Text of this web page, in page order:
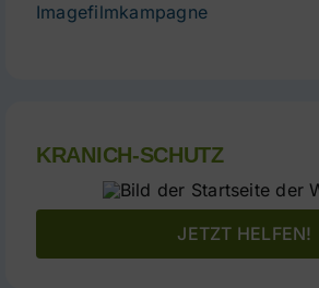
Imagefilmkampagne
KRANICH-SCHUTZ
JETZT HELFEN!